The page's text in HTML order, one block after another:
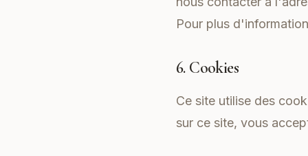
Pour plus
6. Cookies
Ce site utilise des
sur ce site, vous